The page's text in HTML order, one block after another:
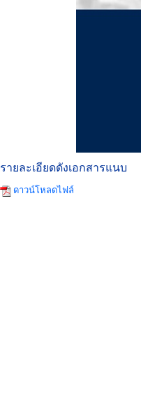
รายละเอียดดังเอกสารแนบ
ดาวน์โหลดไฟล์